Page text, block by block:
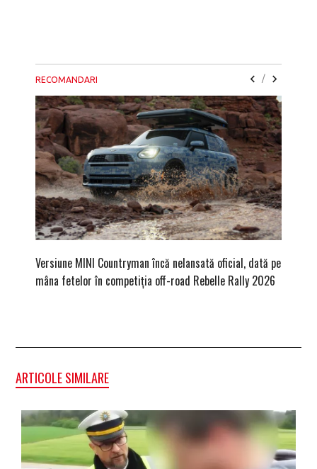
RECOMANDARI /
Versiune MINI Countryman încă nelansată oficial, dată pe
mâna fetelor în competiția off-road Rebelle Rally 2026
ARTICOLE SIMILARE